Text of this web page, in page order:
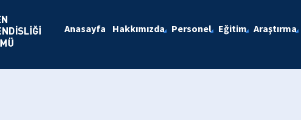
Anasayfa Hakkımızda Personel Eğitim Araştırma